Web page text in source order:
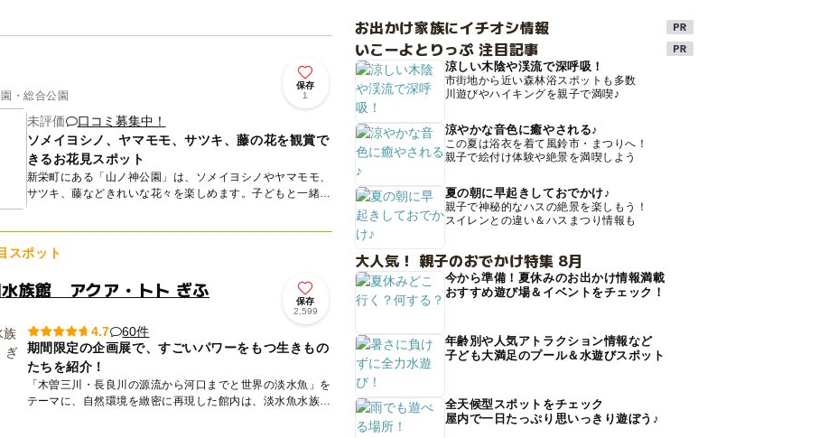
・総合公園
保存
1
未評価
口コミ募集中！
ソメイヨシノ、ヤマモモ、サツキ、藤の花を観賞で
きるお花見スポット
新栄町にある「山ノ神公園」は、ソメイヨシノやヤマモモ、
サツキ、藤などきれいな花々を楽しめます。子どもと一緒に
桜を愛でるお花見スポットにも最適ですね。トイレがあるの
スポット
族館 アクア・トト ぎふ
保存
2,599
4.7
60件
期間限定の企画展で、すごいパワーをもつ生きもの
たちを紹介！
「木曽三川・長良川の源流から河口までと世界の淡水魚」を
テーマに、自然環境を緻密に再現した館内は、淡水魚水族館
お出かけ家族にイチオシ情報
いこーよとりっぷ 注目記事
涼しい木陰や渓流で深呼吸！
市街地から近い森林浴スポットも多数
川遊びやハイキングを親子で満喫♪
涼やかな音色に癒やされる♪
この夏は浴衣を着て風鈴市・まつりへ！
親子で絵付け体験や絶景を満喫しよう
夏の朝に早起きしておでかけ♪
親子で神秘的なハスの絶景を楽しもう！
スイレンとの違い＆ハスまつり情報も
大人気！ 親子のおでかけ特集 8月
今から準備！夏休みのお出かけ情報満載
おすすめ遊び場＆イベントをチェック！
年齢別や人気アトラクション情報など
子ども大満足のプール＆水遊びスポット
全天候型スポットをチェック
屋内で一日たっぷり思いっきり遊ぼう♪